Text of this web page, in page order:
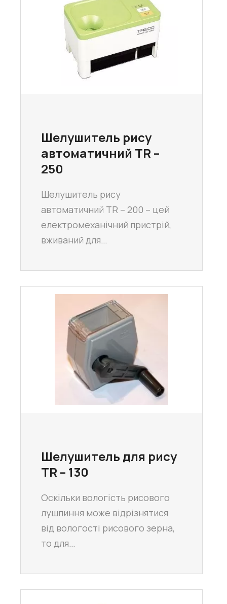
Шелушитель рису
автоматичний TR –
250
Шелушитель рису
автоматичний TR – 200 – цей
електромеханічний пристрій,
вживаний для…
Шелушитель для рису
TR – 130
Оскільки вологість рисового
лушпиння може відрізнятися
від вологості рисового зерна,
то для…